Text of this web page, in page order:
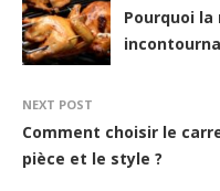
Pourquoi
NEXT POST
Comment choisir le
pièce et le style ?